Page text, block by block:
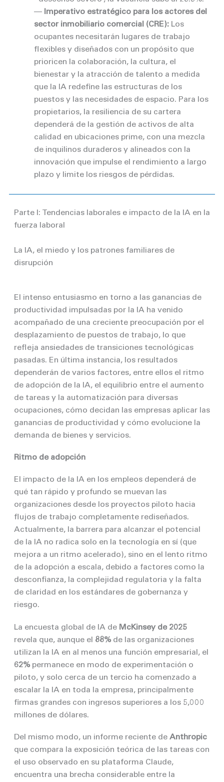
–– Imperativo estratégico para los actores del
sector inmobiliario comercial (CRE):Los
ocupantes necesitarán lugares de trabajo
flexibles y diseñados con un propósito que
prioricen la colaboración, la cultura, el
bienestar y la atracción de talento a medida
que la IA redefine las estructuras de los
puestos y las necesidades de espacio. Para los
propietarios, la resiliencia de su cartera
dependerá de la gestión de activos de alta
calidad en ubicaciones prime, con una mezcla
de inquilinos duraderos y alineados con la
innovación que impulse el rendimiento a largo
plazo y limite los riesgos de pérdidas.
Parte I: Tendencias laborales e impacto de la IA en la
fuerza laboral
La IA, el miedo y los patrones familiares de
disrupción
El intenso entusiasmo en torno a las ganancias de
productividad impulsadas por la IA ha venido
acompañado de una creciente preocupación por el
desplazamiento de puestos de trabajo, lo que
refleja ansiedades de transiciones tecnológicas
pasadas. En última instancia, los resultados
dependerán de varios factores, entre ellos el ritmo
de adopción de la IA, el equilibrio entre el aumento
de tareas y la automatización para diversas
ocupaciones, cómo decidan las empresas aplicar las
ganancias de productividad y cómo evolucione la
demanda de bienes y servicios.
Ritmo de adopción
El impacto de la IA en los empleos dependerá de
qué tan rápido y profundo se muevan las
organizaciones desde los proyectos piloto hacia
flujos de trabajo completamente rediseñados.
Actualmente, la barrera para alcanzar el potencial
de la IA no radica solo en la tecnología en sí (que
mejora a un ritmo acelerado), sino en el lento ritmo
de la adopción a escala, debido a factores como la
desconfianza, la complejidad regulatoria y la falta
de claridad en los estándares de gobernanza y
riesgo.
La encuesta global de IA de McKinsey de 2025
revela que, aunque el 88%de las organizaciones
utilizan la IA en al menos una función empresarial, el
62%permanece en modo de experimentación o
piloto, y solo cerca de un tercio ha comenzado a
escalar la IA en toda la empresa, principalmente
firmas grandes con ingresos superiores a los 5,000
millones de dólares.
Del mismo modo, un informe reciente de Anthropic
que compara la exposición teórica de las tareas con
el uso observado en su plataforma Claude,
encuentra una brecha considerable entre la